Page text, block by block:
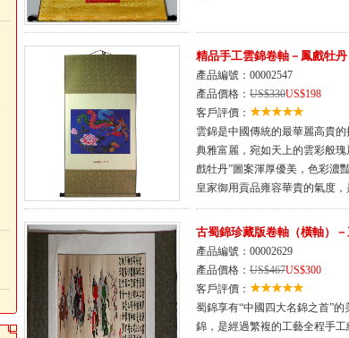
精品手工雲錦卷軸－鳳戲牡丹
產品編號：00002547
產品價格： US$330US$198
客戶評價：
雲錦是中國傳統的最華麗高貴
典雅富麗，宛如天上的雲彩般
戲牡丹”圖案渾厚優美，色彩濃
皇家御用貢品雍容華貴的氣度
古蜀錦珍藏版卷軸（橫軸）
產品編號：00002629
產品價格： US$467US$300
客戶評價：
蜀錦享有“中國四大名錦之首”
錦，是經過繁複的工藝全程手